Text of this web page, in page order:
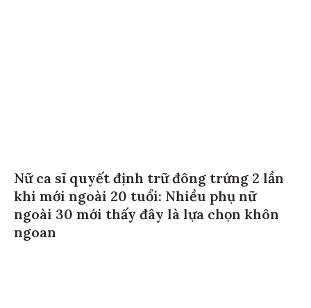
Nữ ca sĩ quyết định trữ đông trứng 2 lần
khi mới ngoài 20 tuổi: Nhiều phụ nữ
ngoài 30 mới thấy đây là lựa chọn khôn
ngoan